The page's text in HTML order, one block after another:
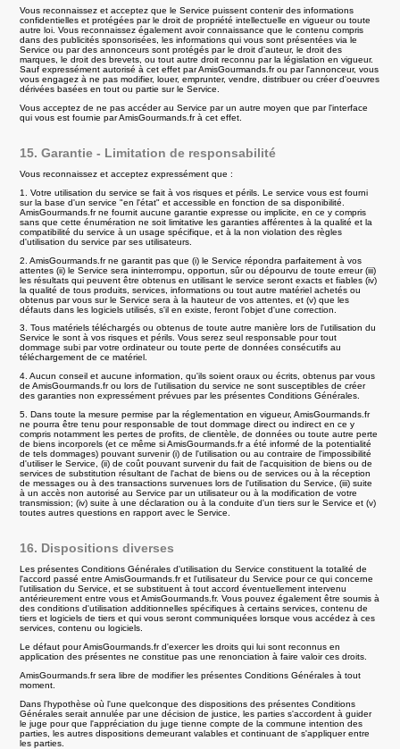
Vous reconnaissez et acceptez que le Service puissent contenir des informations
confidentielles et protégées par le droit de propriété intellectuelle en vigueur ou toute
autre loi. Vous reconnaissez également avoir connaissance que le contenu compris
dans des publicités sponsorisées, les informations qui vous sont présentées via le
Service ou par des annonceurs sont protégés par le droit d'auteur, le droit des
marques, le droit des brevets, ou tout autre droit reconnu par la législation en vigueur.
Sauf expressément autorisé à cet effet par AmisGourmands.fr ou par l'annonceur, vous
vous engagez à ne pas modifier, louer, emprunter, vendre, distribuer ou créer d'oeuvres
dérivées basées en tout ou partie sur le Service.
Vous acceptez de ne pas accéder au Service par un autre moyen que par l'interface
qui vous est fournie par AmisGourmands.fr à cet effet.
15. Garantie - Limitation de responsabilité
Vous reconnaissez et acceptez expressément que :
1. Votre utilisation du service se fait à vos risques et périls. Le service vous est fourni
sur la base d'un service "en l'état" et accessible en fonction de sa disponibilité.
AmisGourmands.fr ne fournit aucune garantie expresse ou implicite, en ce y compris
sans que cette énumération ne soit limitative les garanties afférentes à la qualité et la
compatibilité du service à un usage spécifique, et à la non violation des règles
d'utilisation du service par ses utilisateurs.
2. AmisGourmands.fr ne garantit pas que (i) le Service répondra parfaitement à vos
attentes (ii) le Service sera ininterrompu, opportun, sûr ou dépourvu de toute erreur (iii)
les résultats qui peuvent être obtenus en utilisant le service seront exacts et fiables (iv)
la qualité de tous produits, services, informations ou tout autre matériel achetés ou
obtenus par vous sur le Service sera à la hauteur de vos attentes, et (v) que les
défauts dans les logiciels utilisés, s'il en existe, feront l'objet d'une correction.
3. Tous matériels téléchargés ou obtenus de toute autre manière lors de l'utilisation du
Service le sont à vos risques et périls. Vous serez seul responsable pour tout
dommage subi par votre ordinateur ou toute perte de données consécutifs au
téléchargement de ce matériel.
4. Aucun conseil et aucune information, qu'ils soient oraux ou écrits, obtenus par vous
de AmisGourmands.fr ou lors de l'utilisation du service ne sont susceptibles de créer
des garanties non expressément prévues par les présentes Conditions Générales.
5. Dans toute la mesure permise par la réglementation en vigueur, AmisGourmands.fr
ne pourra être tenu pour responsable de tout dommage direct ou indirect en ce y
compris notamment les pertes de profits, de clientèle, de données ou toute autre perte
de biens incorporels (et ce même si AmisGourmands.fr a été informé de la potentialité
de tels dommages) pouvant survenir (i) de l'utilisation ou au contraire de l'impossibilité
d'utiliser le Service, (ii) de coût pouvant survenir du fait de l'acquisition de biens ou de
services de substitution résultant de l'achat de biens ou de services ou à la réception
de messages ou à des transactions survenues lors de l'utilisation du Service, (iii) suite
à un accès non autorisé au Service par un utilisateur ou à la modification de votre
transmission; (iv) suite à une déclaration ou à la conduite d'un tiers sur le Service et (v)
toutes autres questions en rapport avec le Service.
16. Dispositions diverses
Les présentes Conditions Générales d'utilisation du Service constituent la totalité de
l'accord passé entre AmisGourmands.fr et l'utilisateur du Service pour ce qui concerne
l'utilisation du Service, et se substituent à tout accord éventuellement intervenu
antérieurement entre vous et AmisGourmands.fr. Vous pouvez également être soumis à
des conditions d'utilisation additionnelles spécifiques à certains services, contenu de
tiers et logiciels de tiers et qui vous seront communiquées lorsque vous accédez à ces
services, contenu ou logiciels.
Le défaut pour AmisGourmands.fr d'exercer les droits qui lui sont reconnus en
application des présentes ne constitue pas une renonciation à faire valoir ces droits.
AmisGourmands.fr sera libre de modifier les présentes Conditions Générales à tout
moment.
Dans l'hypothèse où l'une quelconque des dispositions des présentes Conditions
Générales serait annulée par une décision de justice, les parties s'accordent à guider
le juge pour que l'appréciation du juge tienne compte de la commune intention des
parties, les autres dispositions demeurant valables et continuant de s'appliquer entre
les parties.